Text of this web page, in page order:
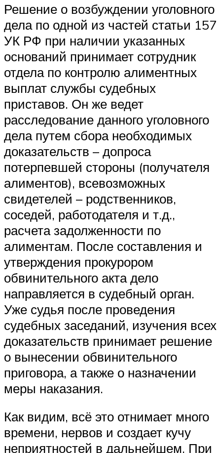
Решение о возбуждении уголовного
дела по одной из частей статьи 157
УК РФ при наличии указанных
оснований принимает сотрудник
отдела по контролю алиментных
выплат службы судебных
приставов. Он же ведет
расследование данного уголовного
дела путем сбора необходимых
доказательств – допроса
потерпевшей стороны (получателя
алиментов), всевозможных
свидетелей – родственников,
соседей, работодателя и т.д.,
расчета задолженности по
алиментам. После составления и
утверждения прокурором
обвинительного акта дело
направляется в судебный орган.
Уже судья после проведения
судебных заседаний, изучения всех
доказательств принимает решение
о вынесении обвинительного
приговора, а также о назначении
меры наказания.
Как видим, всё это отнимает много
времени, нервов и создает кучу
неприятностей в дальнейшем. При